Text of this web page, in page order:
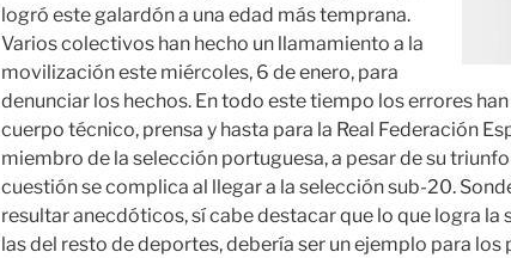
logró este galardón a una edad más temprana.
Varios colectivos han hecho un llamamiento a la
movilización este miércoles, 6 de enero, para
denunciar los hechos. En todo este tiempo los errores
cuerpo técnico, prensa y hasta para la Real Federación
miembro de la selección portuguesa, a pesar de su
cuestión se complica al llegar a la selección sub-20.
resultar anecdóticos, sí cabe destacar que lo que logra
las del resto de deportes, debería ser un ejemplo para los